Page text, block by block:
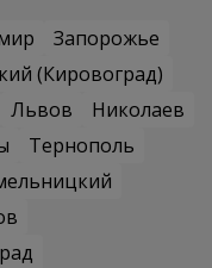
Запорожье
(Кировоград)
Львов
Николаев
Тернополь